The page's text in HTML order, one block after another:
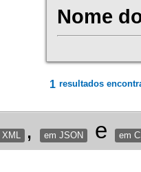
Nome
1 resultados
, em JSON e em